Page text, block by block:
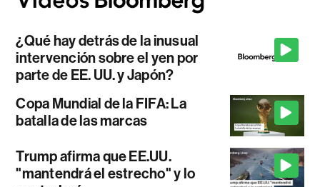
¿Qué hay detrás de la inusual
intervención sobre el yen por
parte de EE. UU. y Japón?
Copa Mundial de la FIFA: La
batalla de las marcas
Trump afirma que EE.UU.
"mantendrá el estrecho" y lo